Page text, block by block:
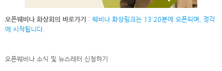
오픈웨비나 화상회의 바로가기 : 웨비나 화상링크는 13:20분에 오픈되며, 정각
에 시작됩니다.
오픈웨비나 소식 및 뉴스레터 신청하기